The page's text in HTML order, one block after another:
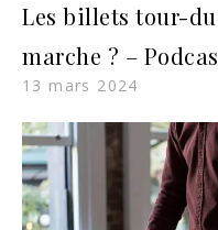
Les billets tour-
marche ? –
13 mars 2024